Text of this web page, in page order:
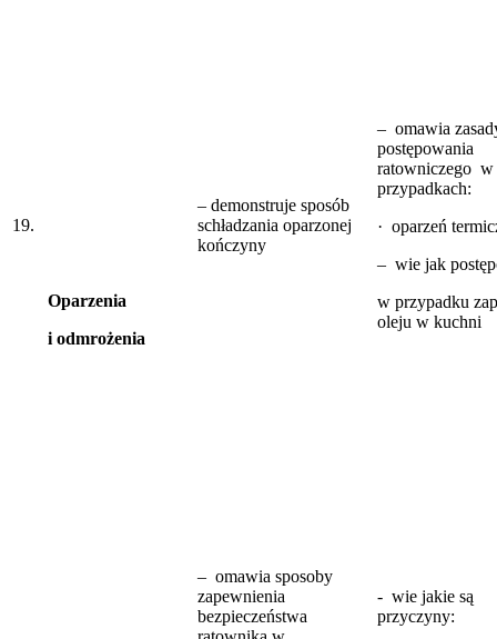
19.
Oparzenia
i odmrożenia
– demonstruje sposób
schładzania oparzonej
kończyny
– omawia
postępowania
ratowniczego w
przypadkach:
· oparzeń
– wie jak
w przypadku
oleju w kuchni
– omawia sposoby
zapewnienia
bezpieczeństwa
- wie jakie są
przyczyny: